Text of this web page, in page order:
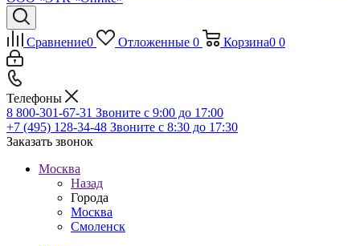
Сравнение0 Отложенные 0 Корзина0 0
Телефоны
8 800-301-67-31 Звоните с 9:00 до 17:00
+7 (495) 128-34-48 Звоните с 8:30 до 17:30
Заказать звонок
Москва
Назад
Города
Москва
Смоленск